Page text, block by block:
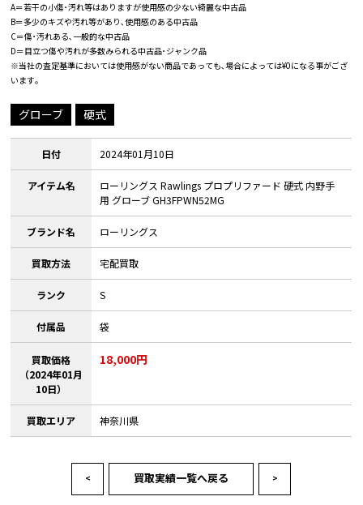
A＝若干の小傷･汚れ等はありますが使用感の少ない綺麗な中古品
B＝多少のキズや汚れ等があり､使用感のある中古品
C＝傷･汚れある､一般的な中古品
D＝目立つ傷や汚れが多数みられる中古品･ジャンク品
※当社の査定基準においては使用感がない商品であっても､場合によっては¥0になる事がござ
います｡
グローブ 硬式
日付 2024年01月10日
アイテム名
ローリングス Rawlings プロプリファード 硬式 内野手
用 グローブ GH3FPWN52MG
ブランド名 ローリングス
買取方法 宅配買取
ランク S
付属品 袋
買取価格
（2024年01月
10日）
18,000円
買取エリア 神奈川県
< 買取実績一覧へ戻る >